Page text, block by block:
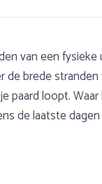
van een
brede
paard loopt.
de laatste